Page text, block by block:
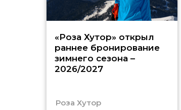
«Роза Хутор» открыл
раннее бронирование
зимнего сезона –
2026/2027
Роза Хутор